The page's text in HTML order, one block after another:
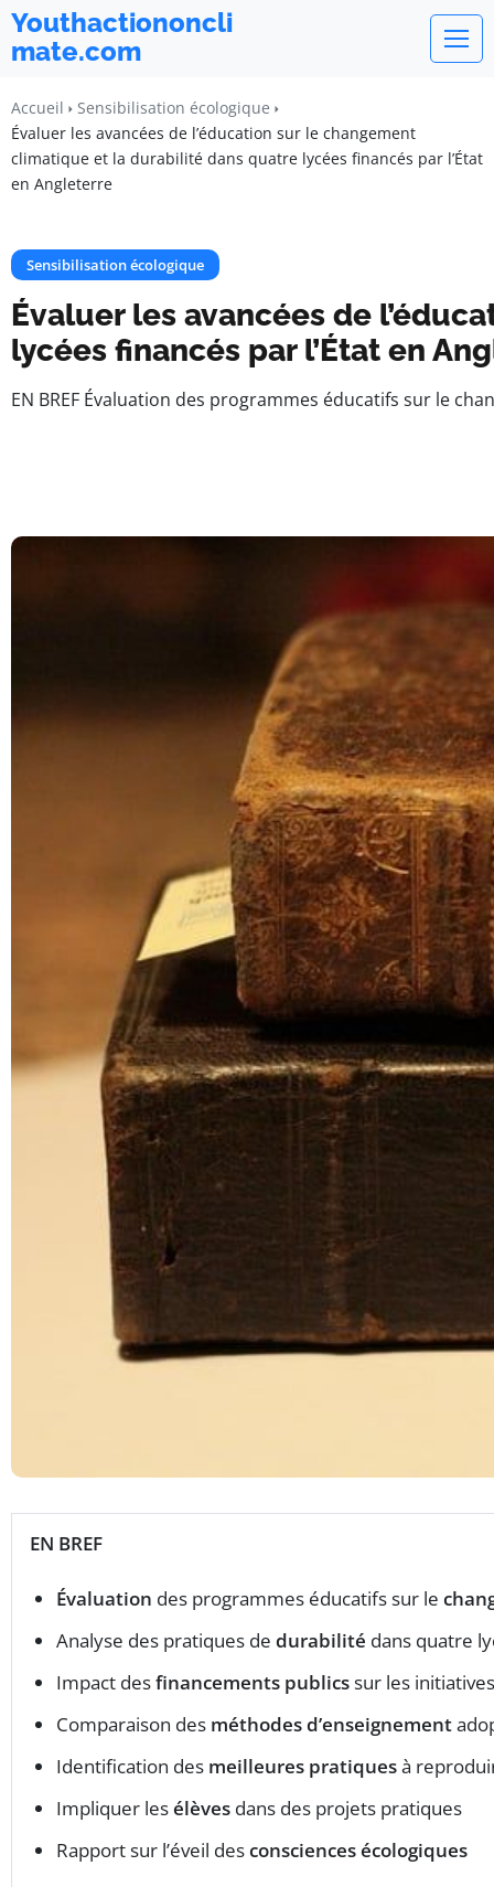
Youthactiononcli
mate.com
Accueil
Sensibilisation écologique
Évaluer les avancées de l’éducation sur le changement
climatique et la durabilité dans quatre lycées financés par l’État
en Angleterre
Sensibilisation écologique
Évaluer les avancées de
lycées financés par l’État en
EN BREF Évaluation des programmes éducatifs sur le
EN BREF
Évaluation des programmes éducatifs sur le
Analyse des pratiques de durabilité dans quatre
Impact desfinancements publicssur les
Comparaison des méthodes d’enseignement
Identification des meilleures pratiquesà
Impliquer lesélèves dans des projets pratiques
Rapport sur l’éveil desconsciences écologiques